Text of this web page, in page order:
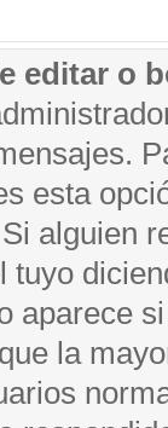
editar o
esta
alguien
tuyo
aparece
la